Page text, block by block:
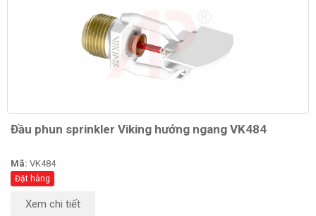
Đầu phun sprinkler Viking hướng ngang VK484
Mã: VK484
Đặt hàng
Xem chi tiết